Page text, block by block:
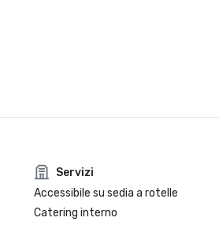
Servizi
Accessibile su sedia a rotelle
Catering interno